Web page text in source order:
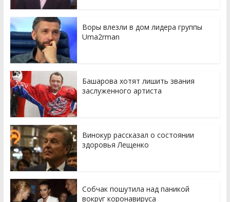
Воры влезли в дом лидера группы
Uma2rman
Башарова хотят лишить звания
заслуженного артиста
Винокур рассказал о состоянии
здоровья Лещенко
Собчак пошутила над паникой
вокруг коронавируса